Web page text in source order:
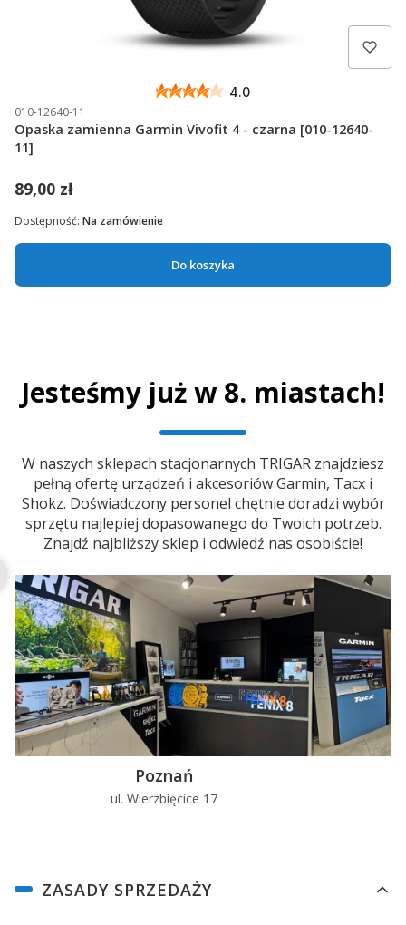
4.0
010-12640-11
Opaska zamienna Garmin Vivofit 4 - czarna [010-12640-
11]
89,00 zł
Do koszyka
Dostępność: Na zamówienie
Jesteśmy już w 8. miastach!
W naszych sklepach stacjonarnych TRIGAR znajdziesz
pełną ofertę urządzeń i akcesoriów Garmin, Tacx i
Shokz. Doświadczony personel chętnie doradzi wybór
sprzętu najlepiej dopasowanego do Twoich potrzeb.
Znajdź najbliższy sklep i odwiedź nas osobiście!
Poznań
ul. Wierzbięcice 17
Linki w stopce
ZASADY SPRZEDAŻY